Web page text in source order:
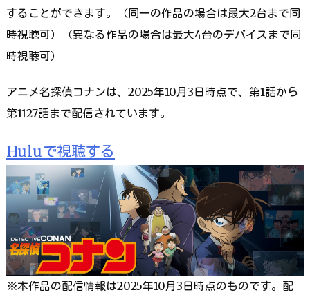
することができます。（同一の作品の場合は最大2台まで同
時視聴可）（異なる作品の場合は最大4台のデバイスまで同
時視聴可）
アニメ名探偵コナンは、2025年10月3日時点で、第1話から
第1127話まで配信されています。
Huluで視聴する
※本作品の配信情報は2025年10月3日時点のものです。配